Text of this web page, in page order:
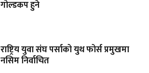
गोल्डकप हुने
राष्ट्रिय युवा संघ पर्साको युथ फोर्स प्रमुखमा
नसिम निर्वाचित